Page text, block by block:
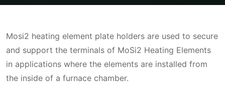
Mosi2 heating element plate holders are used to secure
and support the terminals of MoSi2 Heating Elements
in applications where the elements are installed from
the inside of a furnace chamber.